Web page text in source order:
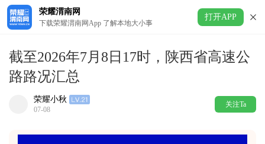
荣耀渭南网
下载荣耀渭南网App 了解本地大小事
打开APP
截至2026年7月8日17时，陕西省高速公
路路况汇总
荣耀小秋
07-08
关注Ta